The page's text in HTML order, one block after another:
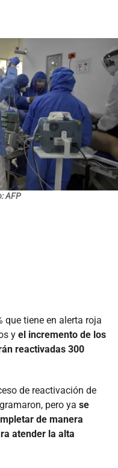
AFP
que tiene en alerta roja
y el incremento de los
reactivadas 300
de reactivación de
pero ya se
de manera
atender la alta